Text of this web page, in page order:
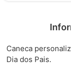
Caneca
Dia dos Pais.